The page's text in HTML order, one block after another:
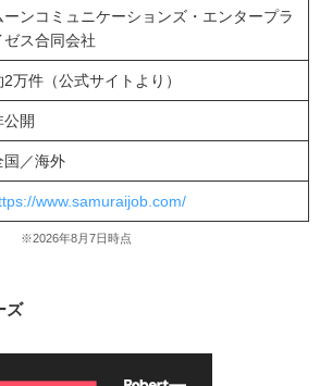
ーンコミュニケーションズ・エンタープラ
ゼス合同会社
2万件（公式サイトより）
公開
国／海外
www.samuraijob.com/
※2026年8月7日時点
ズ